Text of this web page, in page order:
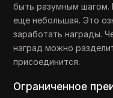
быть разумным
еще небольшая. Это
заработать награды.
наград можно
присоединится.
Ограниченное